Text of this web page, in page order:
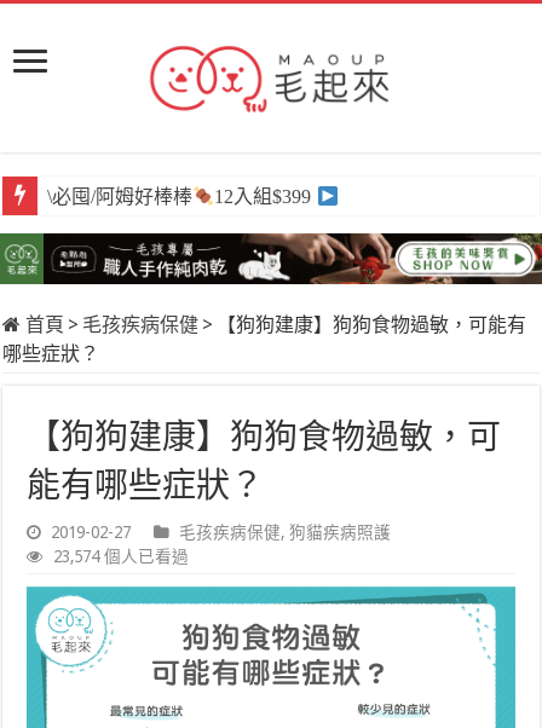
\必囤/阿姆好棒棒 12入組$399
首頁 > 毛孩疾病保健 >
【狗狗建康】狗狗食物過敏，可能有
哪些症狀？
【狗狗建康】狗狗食物過敏，可
能有哪些症狀？
2019-02-27 毛孩疾病保健,狗貓疾病照護
23,574 個人已看過